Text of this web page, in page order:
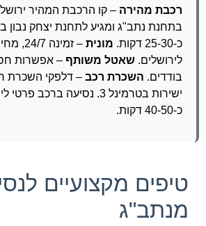
רכבת מהירה – קו הרכבת המהיר
בתחנת נתב"ג ומגיע לתחנת יצחק נבון
כ-25-30 דקות.
מונית
– זמינה
לירושלים. שאטל משותף – אפשרות
בודדים. השכרת רכב – דלפקי השכרת
ישירות בטרמינל 3. נסיעה ברכב
כ-40-50 דקות.
טיפים מקצועיים
מנתב"ג